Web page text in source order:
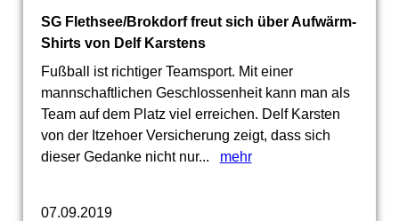
SG Flethsee/Brokdorf freut sich über Aufwärm-
Shirts von Delf Karstens
Fußball ist richtiger Teamsport. Mit einer
mannschaftlichen Geschlossenheit kann man als
Team auf dem Platz viel erreichen. Delf Karsten
von der Itzehoer Versicherung zeigt, dass sich
dieser Gedanke nicht nur... mehr
07.09.2019